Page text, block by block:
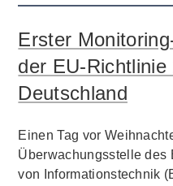
Erster
der EU-Richtlinie
Deutschland
Einen Tag vor
Überwachungsstelle des
von Informationstechnik